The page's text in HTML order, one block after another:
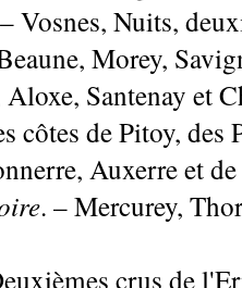
Vosnes, Nuits,
Morey,
Aloxe, Santenay et
côtes de Pitoy,
Auxerre et
. – Mercurey,
crus de